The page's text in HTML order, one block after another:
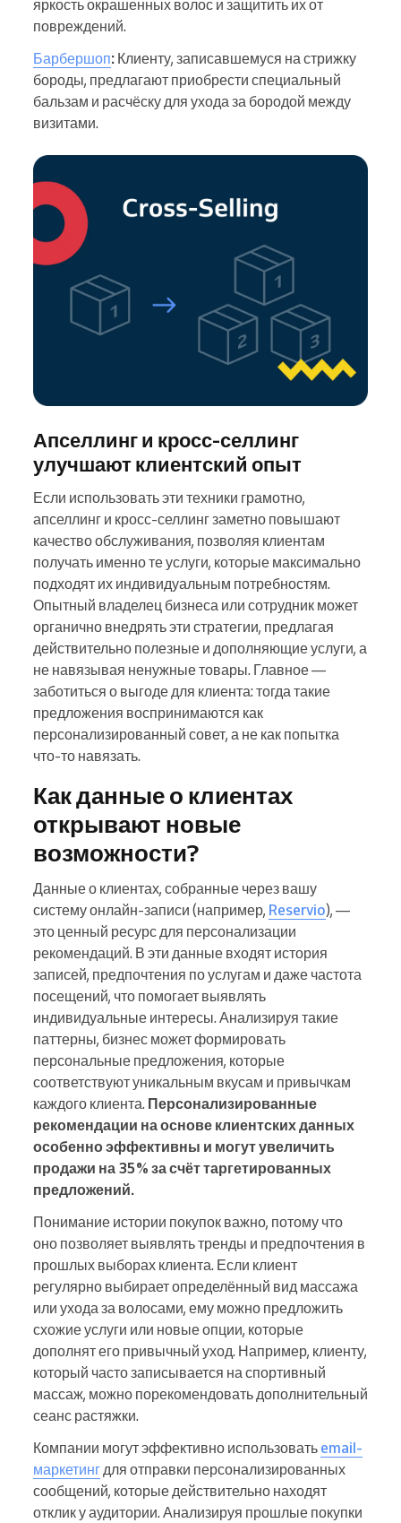
яркость окрашенных волос и защитить их от
повреждений.
Барбершоп: Клиенту, записавшемуся на стрижку
бороды, предлагают приобрести специальный
бальзам и расчёску для ухода за бородой между
визитами.
Апселлинг и кросс-селлинг
улучшают клиентский опыт
Если использовать эти техники грамотно,
апселлинг и кросс-селлинг заметно повышают
качество обслуживания, позволяя клиентам
получать именно те услуги, которые максимально
подходят их индивидуальным потребностям.
Опытный владелец бизнеса или сотрудник может
органично внедрять эти стратегии, предлагая
действительно полезные и дополняющие услуги, а
не навязывая ненужные товары. Главное —
заботиться о выгоде для клиента: тогда такие
предложения воспринимаются как
персонализированный совет, а не как попытка
что-то навязать.
Как данные о клиентах
открывают новые
возможности?
Данные о клиентах, собранные через вашу
систему онлайн-записи (например, Reservio), —
это ценный ресурс для персонализации
рекомендаций. В эти данные входят история
записей, предпочтения по услугам и даже частота
посещений, что помогает выявлять
индивидуальные интересы. Анализируя такие
паттерны, бизнес может формировать
персональные предложения, которые
соответствуют уникальным вкусам и привычкам
каждого клиента. Персонализированные
рекомендации на основе клиентских данных
особенно эффективны и могут увеличить
продажи на 35% за счёт таргетированных
предложений.
Понимание истории покупок важно, потому что
оно позволяет выявлять тренды и предпочтения в
прошлых выборах клиента. Если клиент
регулярно выбирает определённый вид массажа
или ухода за волосами, ему можно предложить
схожие услуги или новые опции, которые
дополнят его привычный уход. Например, клиенту,
который часто записывается на спортивный
массаж, можно порекомендовать дополнительный
сеанс растяжки.
Компании могут эффективно использовать email-
маркетингдля отправки персонализированных
сообщений, которые действительно находят
отклик у аудитории. Анализируя прошлые покупки